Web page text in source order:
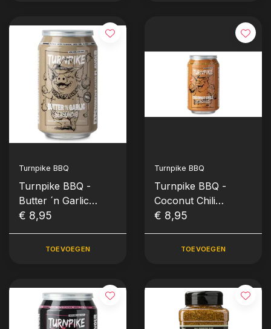
Turnpike BBQ
Turnpike BBQ -
Butter ´n Garlic
Seasoning (235
€ 8,95
TOEVOEGEN
Turnpike BBQ
Turnpike BBQ -
Coconut Chili
Seasoning (235
€ 8,95
TOEVOEGEN